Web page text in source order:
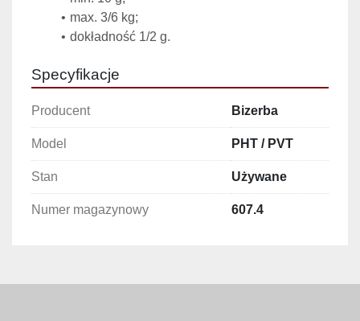
max. 3/6 kg;
dokładność 1/2 g.
Specyfikacje
Producent Bizerba
Model PHT / PVT
Stan Używane
Numer magazynowy 607.4